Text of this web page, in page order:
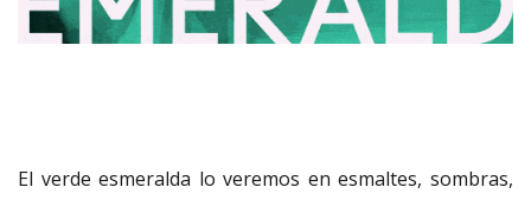
El verde esmeralda lo veremos en esmaltes, sombras,